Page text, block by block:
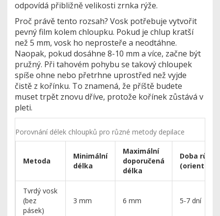
odpovídá přibližně velikosti zrnka rýže.
Proč právě tento rozsah? Vosk potřebuje vytvořit
pevný film kolem chloupku. Pokud je chlup kratší
než 5 mm, vosk ho neprosteře a neodtáhne.
Naopak, pokud dosáhne 8-10 mm a více, začne být
pružný. Při tahovém pohybu se takový chloupek
spíše ohne nebo přetrhne uprostřed než vyjde
čistě z kořínku. To znamená, že příště budete
muset trpět znovu dříve, protože kořínek zůstává v
pleti.
Porovnání délek chloupků pro různé metody depilace
Metoda
Minimální
délka
Maximální
doporučená
délka
Doba růstu
Tvrdý vosk
(bez
pásek)
3 mm 6 mm 5-7 dní